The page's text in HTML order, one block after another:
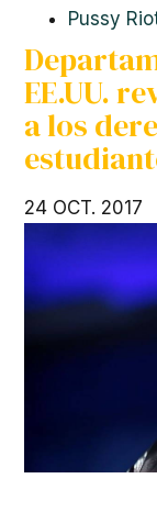
Pussy
EE.UU.
a los
24 OCT. 2017